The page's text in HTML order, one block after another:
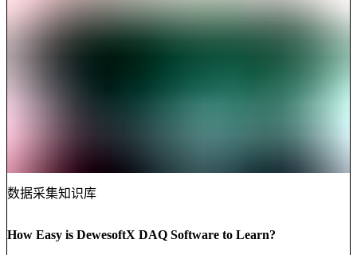
数据采集知识库
How Easy is DewesoftX DAQ Software to Learn?